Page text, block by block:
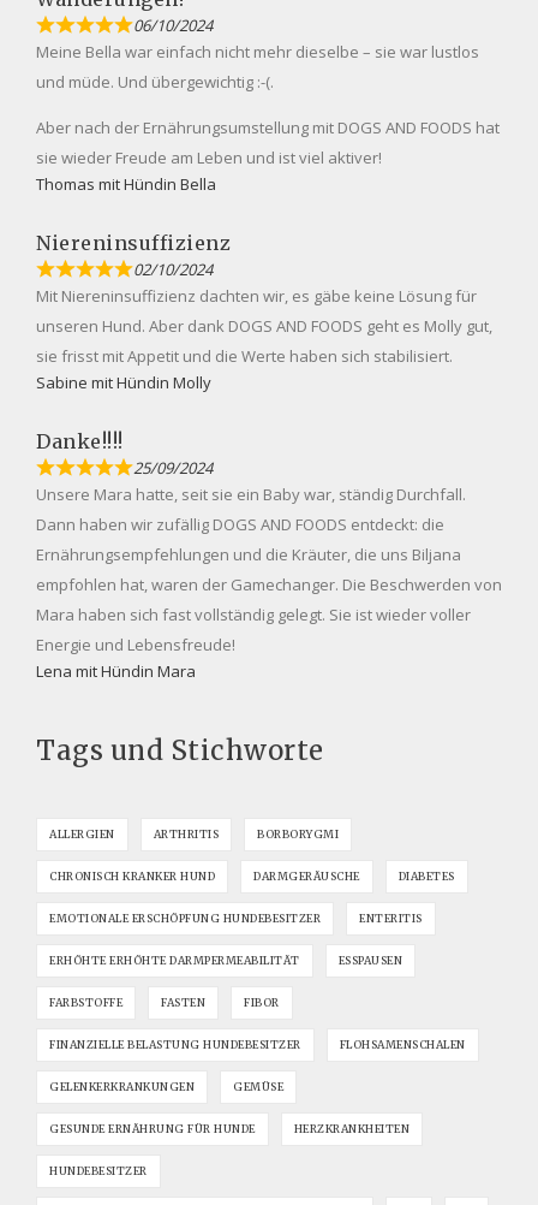
06/10/2024
Meine Bella war einfach nicht mehr dieselbe – sie war lustlos
und müde. Und übergewichtig :-(.
Aber nach der Ernährungsumstellung mit DOGS AND FOODS hat
sie wieder Freude am Leben und ist viel aktiver!
Thomas mit Hündin Bella
Niereninsuffizienz
02/10/2024
Mit Niereninsuffizienz dachten wir, es gäbe keine Lösung für
unseren Hund. Aber dank DOGS AND FOODS geht es Molly gut,
sie frisst mit Appetit und die Werte haben sich stabilisiert.
Sabine mit Hündin Molly
Danke!!!!
25/09/2024
Unsere Mara hatte, seit sie ein Baby war, ständig Durchfall.
Dann haben wir zufällig DOGS AND FOODS entdeckt: die
Ernährungsempfehlungen und die Kräuter, die uns Biljana
empfohlen hat, waren der Gamechanger. Die Beschwerden von
Mara haben sich fast vollständig gelegt. Sie ist wieder voller
Energie und Lebensfreude!
Lena mit Hündin Mara
Tags und Stichworte
ALLERGIEN ARTHRITIS BORBORYGMI
CHRONISCH KRANKER HUND DARMGERÄUSCHE DIABETES
EMOTIONALE ERSCHÖPFUNG HUNDEBESITZER ENTERITIS
ERHÖHTE ERHÖHTE DARMPERMEABILITÄT ESSPAUSEN
FARBSTOFFE FASTEN FIBOR
FINANZIELLE BELASTUNG HUNDEBESITZER FLOHSAMENSCHALEN
GELENKERKRANKUNGEN GEMÜSE
GESUNDE ERNÄHRUNG FÜR HUNDE HERZKRANKHEITEN
HUNDEBESITZER